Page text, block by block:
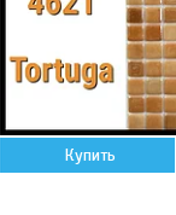
Купить